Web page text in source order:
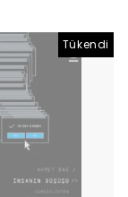
Tükendi